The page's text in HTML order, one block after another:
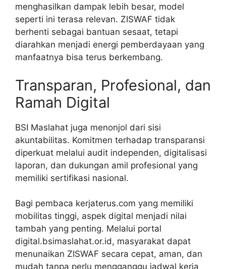
menghasilkan dampak lebih besar, model
seperti ini terasa relevan. ZISWAF tidak
berhenti sebagai bantuan sesaat, tetapi
diarahkan menjadi energi pemberdayaan yang
manfaatnya bisa terus berkembang.
Transparan, Profesional, dan
Ramah Digital
BSI Maslahat juga menonjol dari sisi
akuntabilitas. Komitmen terhadap transparansi
diperkuat melalui audit independen, digitalisasi
laporan, dan dukungan amil profesional yang
memiliki sertifikasi nasional.
Bagi pembaca kerjaterus.com yang memiliki
mobilitas tinggi, aspek digital menjadi nilai
tambah yang penting. Melalui portal
digital.bsimaslahat.or.id, masyarakat dapat
menunaikan ZISWAF secara cepat, aman, dan
mudah tanpa perlu mengganggu jadwal kerja